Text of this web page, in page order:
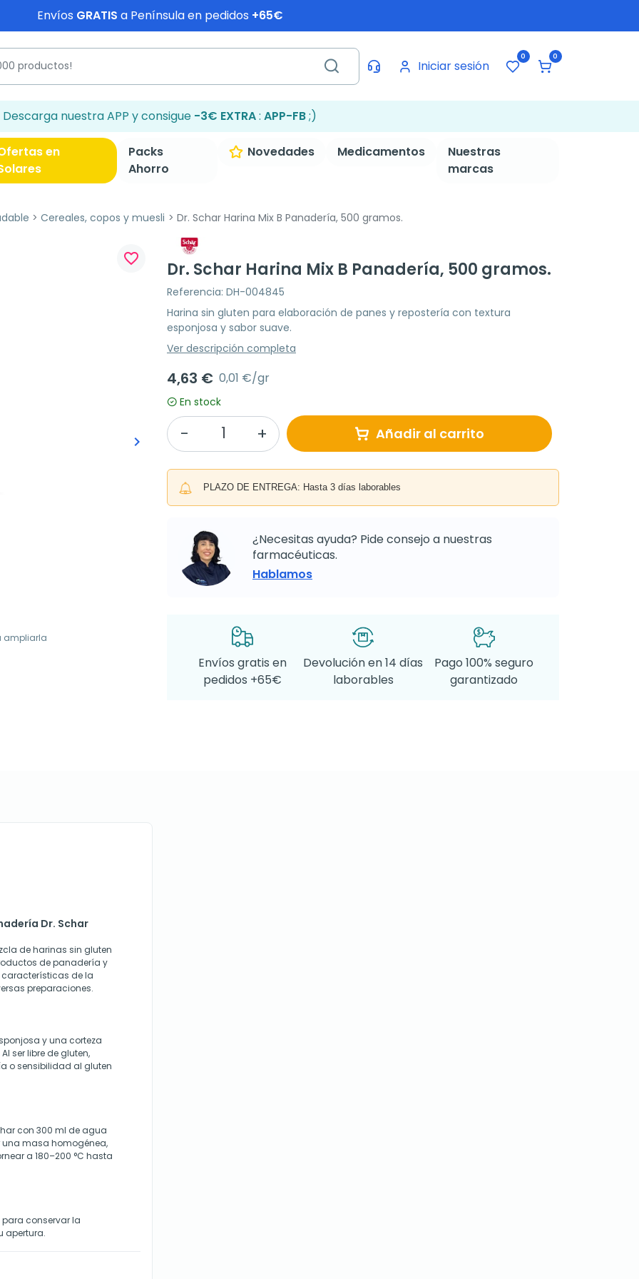
Envíos GRATIS a Península en pedidos +65€
Iniciar sesión
0 0
Descarga nuestra APP y consigue -3€ EXTRA: APP-FB;)
en
Packs
Ahorro
Novedades Medicamentos
Nuestras
marcas
Cereales, copos y muesli Dr. Schar Harina Mix B Panadería, 500 gramos.
Siguiente
keyboard_arrow_right
ampliarla
favorite_border
Dr. Schar Harina Mix B Panadería, 500 gramos.
Referencia: DH-004845
Harina sin gluten para elaboración de panes y repostería con textura
esponjosa y sabor suave.
Ver descripción completa
4,63 € 0,01 €/gr
En stock
Añadir al carrito
PLAZO DE ENTREGA: Hasta 3 días laborables
¿Necesitas ayuda? Pide consejo a nuestras
farmacéuticas.
Hablamos
Envíos gratis en
pedidos +65€
Devolución en 14 días
laborables
Pago 100% seguro
garantizado
Dr. Schar
de harinas sin gluten
de panadería y
de la
preparaciones.
y una corteza
ser libre de gluten,
o sensibilidad al gluten
con 300 ml de agua
una masa homogénea,
a 180–200 °C hasta
conservar la
apertura.